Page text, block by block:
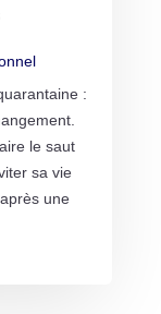
:
le saut
sa vie
une